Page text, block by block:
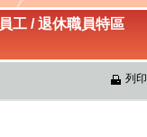
員工 / 退休職員特區
列印